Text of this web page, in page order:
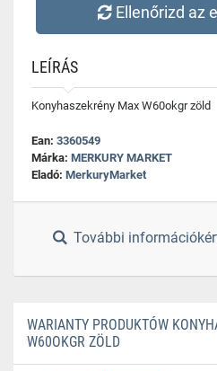
Ellenőrizd az
LEÍRÁS
Konyhaszekrény Max W60okgr zöld
Ean: 3360549
Márka: MERKURY MARKET
Eladó: MerkuryMarket
További
WARIANTY PRODUKTÓW
W60OKGR ZÖLD